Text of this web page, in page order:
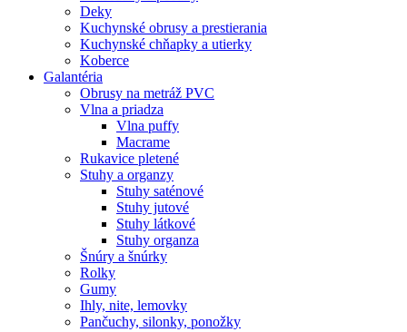
Deky
Kuchynské obrusy a prestierania
Kuchynské chňapky a utierky
Koberce
Galantéria
Obrusy na metráž PVC
Vlna a priadza
Vlna puffy
Macrame
Rukavice pletené
Stuhy a organzy
Stuhy saténové
Stuhy jutové
Stuhy látkové
Stuhy organza
Šnúry a šnúrky
Rolky
Gumy
Ihly, nite, lemovky
Pančuchy, silonky, ponožky